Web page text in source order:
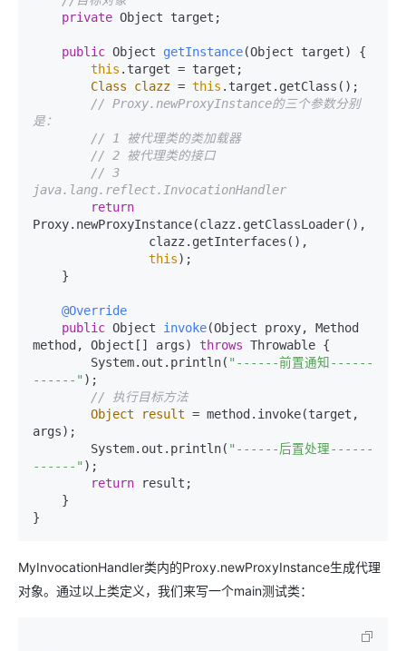
private Object target;
public Object getInstance(Object target)
{
this .target = target;
Class
clazz = this .target.getClass();
// Proxy.newProxyInstance的三个参数分别
是：
// 1 被代理类的类加载器
// 2 被代理类的接口
// 3
java.lang.reflect.InvocationHandler
return
Proxy.newProxyInstance(clazz.getClassLoader(),
this);
@Override
public Object invoke(Object proxy, Method
method, Object[] args)
throws Throwable {
        System.out.println(
"------前置通知------
------" );
// 执行目标方法
Object
result = method.invoke(target,
args);
        System.out.println(
"------后置处理------
------" );
return result;
}
MyInvocationHandler类内的Proxy.newProxyInstance生成代理
对象。通过以上类定义，我们来写一个main测试类：